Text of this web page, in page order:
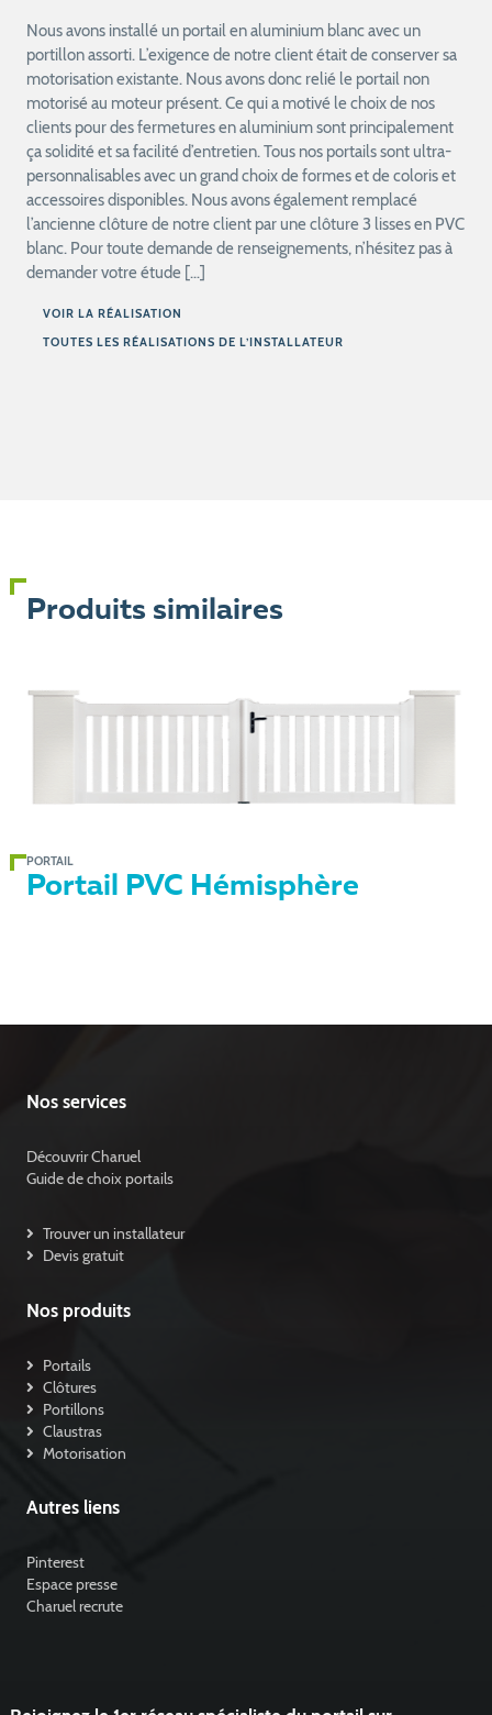
Nous avons installé un portail en aluminium blanc avec un
portillon assorti. L’exigence de notre client était de conserver sa
motorisation existante. Nous avons donc relié le portail non
motorisé au moteur présent. Ce qui a motivé le choix de nos
clients pour des fermetures en aluminium sont principalement
ça solidité et sa facilité d’entretien. Tous nos portails sont ultra-
personnalisables avec un grand choix de formes et de coloris et
accessoires disponibles. Nous avons également remplacé
l’ancienne clôture de notre client par une clôture 3 lisses en PVC
blanc. Pour toute demande de renseignements, n’hésitez pas à
demander votre étude […]
VOIR LA RÉALISATION
TOUTES LES RÉALISATIONS DE L’INSTALLATEUR
Produits similaires
PORTAIL
Portail PVC Hémisphère
Nos services
Découvrir Charuel
Guide de choix portails
Trouver un installateur
Devis gratuit
Nos produits
Portails
Clôtures
Portillons
Claustras
Motorisation
Autres liens
Pinterest
Espace presse
Charuel recrute